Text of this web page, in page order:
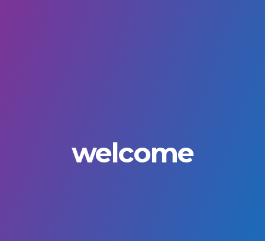
welcome